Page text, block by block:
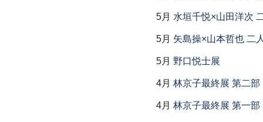
5月 水垣千悦×山田洋次
5月 矢島操×山本哲也 二
5月 野口悦士展
4月 林京子最終展 第二
4月 林京子最終展 第一